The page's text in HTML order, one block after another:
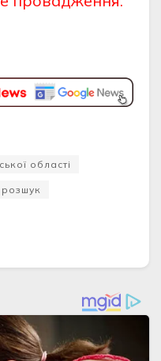
області
розшук